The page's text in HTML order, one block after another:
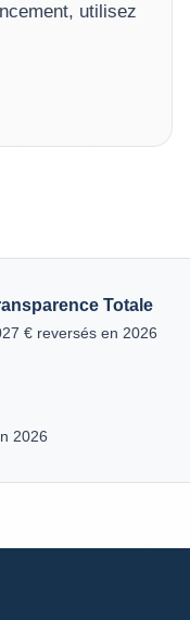
utilisez
Totale
€ reversés en 2026
2026